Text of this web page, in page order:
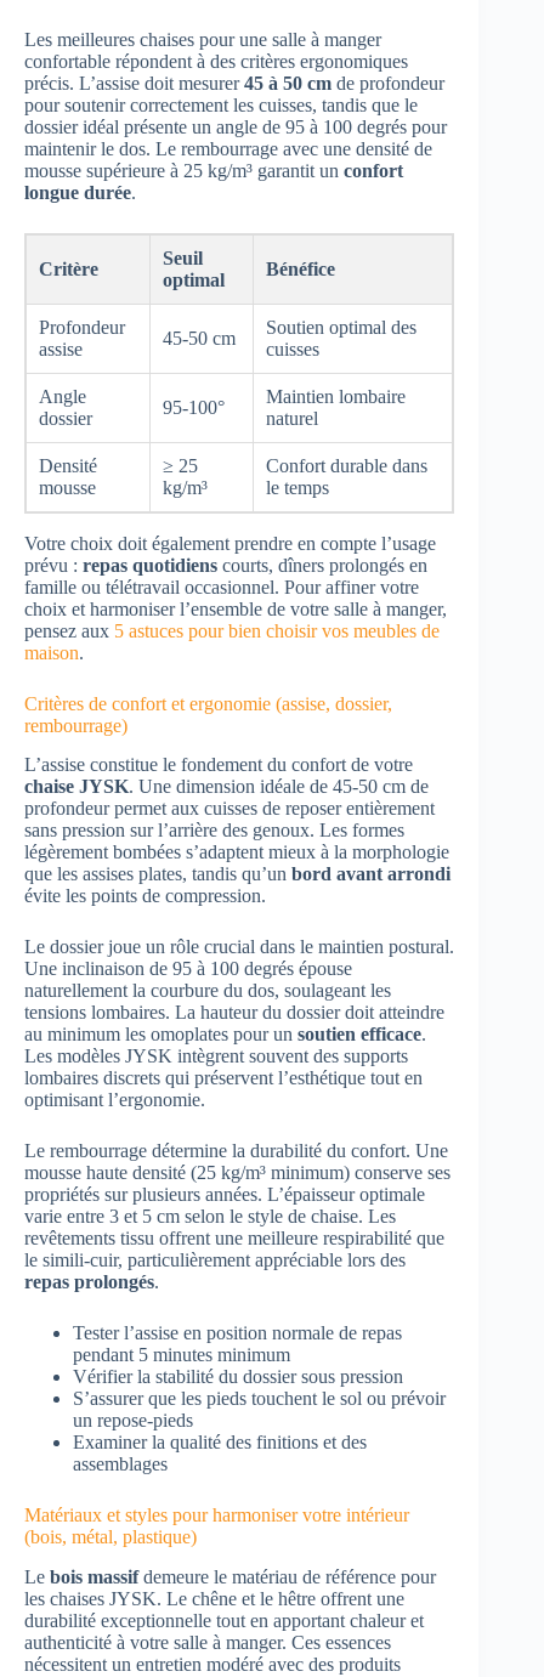
Les meilleures chaises pour une salle à manger
confortable répondent à des critères ergonomiques
précis. L’assise doit mesurer45 à 50 cm de profondeur
pour soutenir correctement les cuisses, tandis que le
dossier idéal présente un angle de 95 à 100 degrés pour
maintenir le dos. Le rembourrage avec une densité de
mousse supérieure à 25 kg/m³ garantit un confort
longue durée.
Critère
Seuil
optimal
Bénéfice
Profondeur
assise
45-50 cm
Soutien optimal des
cuisses
Angle
dossier
95-100°
Maintien lombaire
naturel
Densité
mousse
≥ 25
kg/m³
Confort durable dans
le temps
Votre choix doit également prendre en compte l’usage
prévu : repas quotidiens courts, dîners prolongés en
famille ou télétravail occasionnel. Pour affiner votre
choix et harmoniser l’ensemble de votre salle à manger,
pensez aux 5 astuces pour bien choisir vos meubles de
maison.
Critères de confort et ergonomie (assise, dossier,
rembourrage)
L’assise constitue le fondement du confort de votre
chaise JYSK. Une dimension idéale de 45-50 cm de
profondeur permet aux cuisses de reposer entièrement
sans pression sur l’arrière des genoux. Les formes
légèrement bombées s’adaptent mieux à la morphologie
que les assises plates, tandis qu’un bord avant arrondi
évite les points de compression.
Le dossier joue un rôle crucial dans le maintien postural.
Une inclinaison de 95 à 100 degrés épouse
naturellement la courbure du dos, soulageant les
tensions lombaires. La hauteur du dossier doit atteindre
au minimum les omoplates pour un soutien efficace.
Les modèles JYSK intègrent souvent des supports
lombaires discrets qui préservent l’esthétique tout en
optimisant l’ergonomie.
Le rembourrage détermine la durabilité du confort. Une
mousse haute densité (25 kg/m³ minimum) conserve ses
propriétés sur plusieurs années. L’épaisseur optimale
varie entre 3 et 5 cm selon le style de chaise. Les
revêtements tissu offrent une meilleure respirabilité que
le simili-cuir, particulièrement appréciable lors des
repas prolongés.
Tester l’assise en position normale de repas
pendant 5 minutes minimum
Vérifier la stabilité du dossier sous pression
S’assurer que les pieds touchent le sol ou prévoir
un repose-pieds
Examiner la qualité des finitions et des
assemblages
Matériaux et styles pour harmoniser votre intérieur
(bois, métal, plastique)
Le bois massifdemeure le matériau de référence pour
les chaises JYSK. Le chêne et le hêtre offrent une
durabilité exceptionnelle tout en apportant chaleur et
authenticité à votre salle à manger. Ces essences
nécessitent un entretien modéré avec des produits